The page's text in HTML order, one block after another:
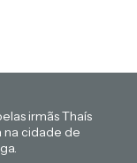
irmãs Thaís
na cidade de